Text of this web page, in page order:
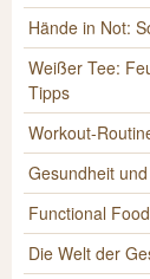
Hände in Not:
Weißer Tee:
Tipps
Workout-
Gesundheit
Functional
Die Welt der